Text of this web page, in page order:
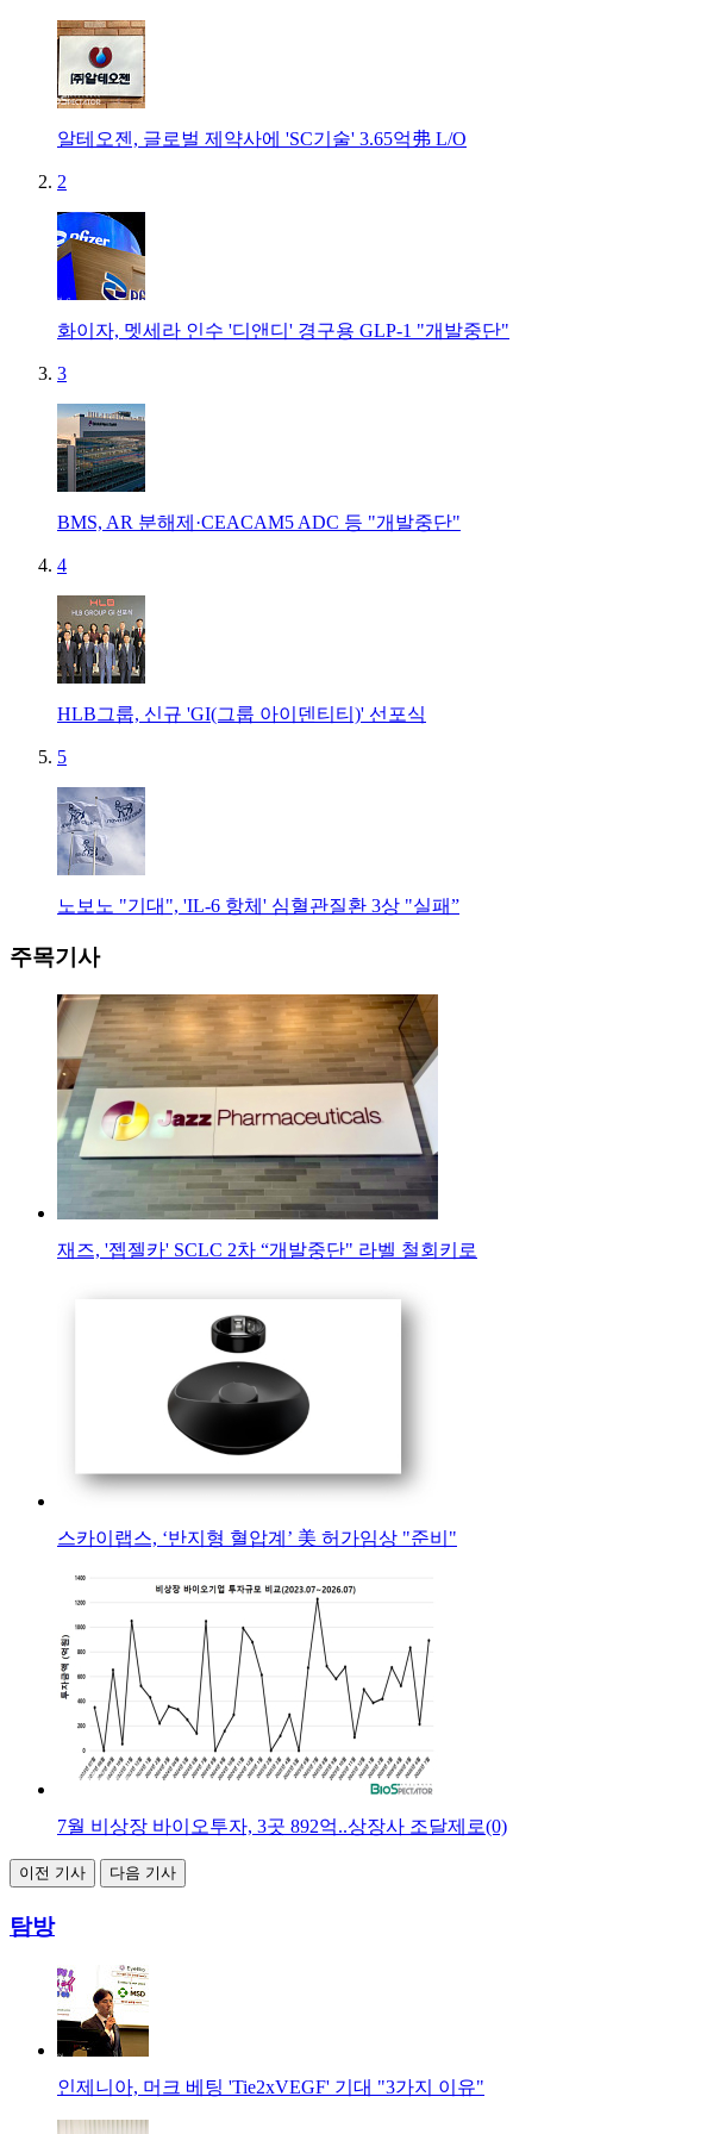
알테오젠, 글로벌 제약사에 'SC기술' 3.65억弗 L/O
2
화이자, 멧세라 인수 '디앤디' 경구용 GLP-1 "개발중단"
3
BMS, AR 분해제·CEACAM5 ADC 등 "개발중단"
4
HLB그룹, 신규 'GI(그룹 아이덴티티)' 선포식
5
노보노 "기대", 'IL-6 항체' 심혈관질환 3상 "실패”
주목기사
재즈, '젭젤카' SCLC 2차 “개발중단" 라벨 철회키로
스카이랩스, ‘반지형 혈압계’ 美 허가임상 "준비"
7월 비상장 바이오투자, 3곳 892억..상장사 조달제로(0)
이전 기사 다음 기사
탐방
인제니아, 머크 베팅 'Tie2xVEGF' 기대 "3가지 이유"